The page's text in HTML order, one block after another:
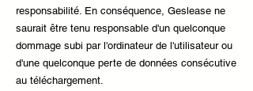
responsabilité. En conséquence, Geslease ne
saurait être tenu responsable d'un quelconque
dommage subi par l'ordinateur de l'utilisateur ou
d'une quelconque perte de données consécutive
au téléchargement.